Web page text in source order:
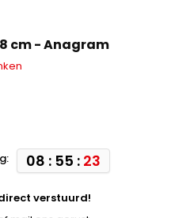
cm - Anagram
08 : 55 : 23
verstuurd!